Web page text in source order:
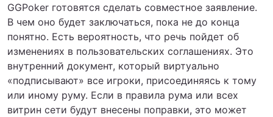
GGPoker готовятся сделать совместное заявление.
В чем оно будет заключаться, пока не до конца
понятно. Есть вероятность, что речь пойдет об
изменениях в пользовательских соглашениях. Это
внутренний документ, который виртуально
«подписывают» все игроки, присоединяясь к тому
или иному руму. Если в правила рума или всех
витрин сети будут внесены поправки, это может